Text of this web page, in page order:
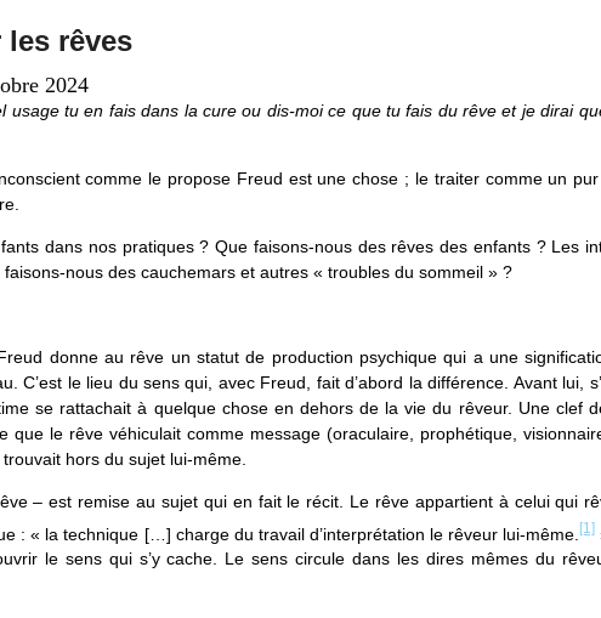
rêves
2024
tu en fais dans la cure ou dis-moi ce que tu fais du rêve et je dirai
comme le propose Freud est une chose ; le traiter comme un
dans nos pratiques ? Que faisons-nous des rêves des enfants ? Les
nous des cauchemars et autres « troubles du sommeil » ?
donne au rêve un statut de production psychique qui a une
C’est le lieu du sens qui, avec Freud, fait d’abord la différence. Avant lui,
se rattachait à quelque chose en dehors de la vie du rêveur. Une clef
que le rêve véhiculait comme message (oraculaire, prophétique,
hors du sujet lui-même.
– est remise au sujet qui en fait le récit. Le rêve appartient à celui qui
: « la technique […] charge du travail d’interprétation le rêveur lui-même. [1]
le sens qui s’y cache. Le sens circule dans les dires mêmes du